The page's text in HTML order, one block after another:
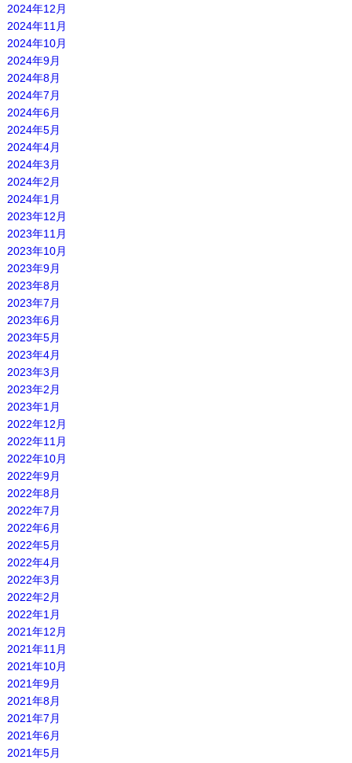
2024年12月
2024年11月
2024年10月
2024年9月
2024年8月
2024年7月
2024年6月
2024年5月
2024年4月
2024年3月
2024年2月
2024年1月
2023年12月
2023年11月
2023年10月
2023年9月
2023年8月
2023年7月
2023年6月
2023年5月
2023年4月
2023年3月
2023年2月
2023年1月
2022年12月
2022年11月
2022年10月
2022年9月
2022年8月
2022年7月
2022年6月
2022年5月
2022年4月
2022年3月
2022年2月
2022年1月
2021年12月
2021年11月
2021年10月
2021年9月
2021年8月
2021年7月
2021年6月
2021年5月